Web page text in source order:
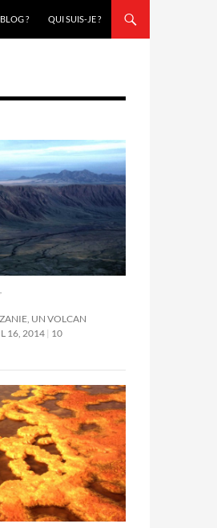
? QUI SUIS-JE ?
.
UN VOLCAN
16, 2014 10